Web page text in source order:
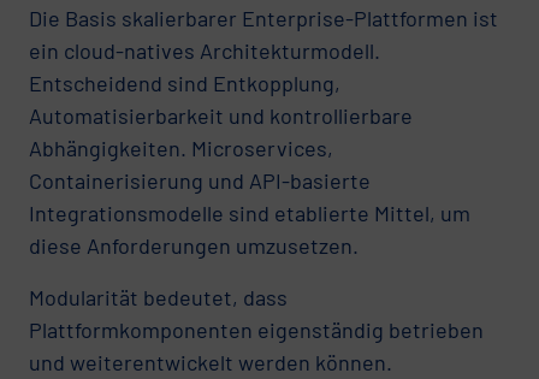
Die Basis skalierbarer Enterprise-Plattformen ist
ein cloud-natives Architekturmodell.
Entscheidend sind Entkopplung,
Automatisierbarkeit und kontrollierbare
Abhängigkeiten. Microservices,
Containerisierung und API-basierte
Integrationsmodelle sind etablierte Mittel, um
diese Anforderungen umzusetzen.
Modularität bedeutet, dass
Plattformkomponenten eigenständig betrieben
und weiterentwickelt werden können.